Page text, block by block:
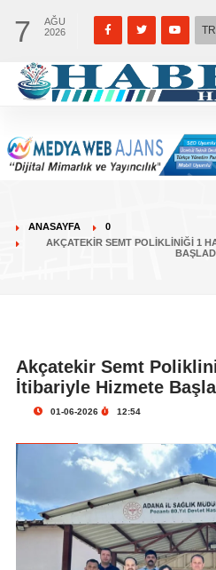
7
AĞU
2026
TR
ANASAYFA
0
AKÇATEKIR SEMT POLIKLINIĞI 1
Akçatekir Semt
İtibariyle Hizmete
01-06-2026 12:54